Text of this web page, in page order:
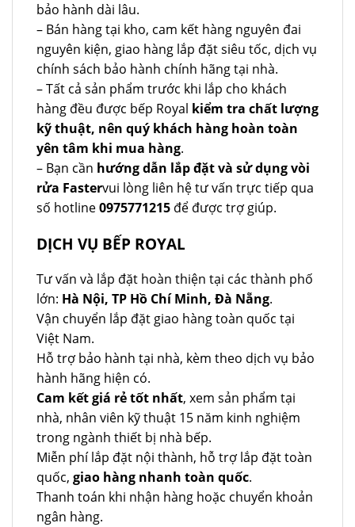
bảo hành dài lâu.
– Bán hàng tại kho, cam kết hàng nguyên đai
nguyên kiện, giao hàng lắp đặt siêu tốc, dịch vụ
chính sách bảo hành chính hãng tại nhà.
– Tất cả sản phẩm trước khi lắp cho khách
hàng đều được bếp Royal kiểm tra chất lượng
kỹ thuật, nên quý khách hàng hoàn toàn
yên tâm khi mua hàng.
– Bạn cần hướng dẫn lắp đặt và sử dụng vòi
rửa Fastervui lòng liên hệ tư vấn trực tiếp qua
số hotline0975771215 để được trợ giúp.
DỊCH VỤ BẾP ROYAL
Tư vấn và lắp đặt hoàn thiện tại các thành phố
lớn: Hà Nội, TP Hồ Chí Minh, Đà Nẵng.
Vận chuyển lắp đặt giao hàng toàn quốc tại
Việt Nam.
Hỗ trợ bảo hành tại nhà, kèm theo dịch vụ bảo
hành hãng hiện có.
Cam kết giá rẻ tốt nhất, xem sản phẩm tại
nhà, nhân viên kỹ thuật 15 năm kinh nghiệm
trong ngành thiết bị nhà bếp.
Miễn phí lắp đặt nội thành, hỗ trợ lắp đặt toàn
quốc, giao hàng nhanh toàn quốc.
Thanh toán khi nhận hàng hoặc chuyển khoản
ngân hàng.